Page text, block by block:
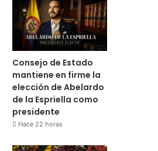
Consejo de Estado
mantiene en firme la
elección de Abelardo
de la Espriella como
presidente
Hace 22 horas